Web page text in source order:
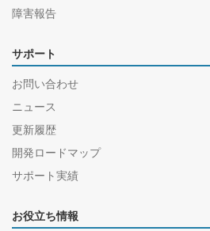
障害報告
サポート
お問い合わせ
ニュース
更新履歴
開発ロードマップ
サポート実績
お役立ち情報